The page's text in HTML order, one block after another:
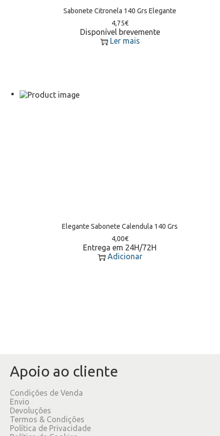
Sabonete Citronela 140 Grs Elegante
4,75€
Disponível brevemente
Ler mais
Elegante Sabonete Calendula 140 Grs
4,00€
Entrega em 24H/72H
Adicionar
Apoio ao cliente
Condições de Venda
Envio
Devoluções
Termos & Condições
Política de Privacidade